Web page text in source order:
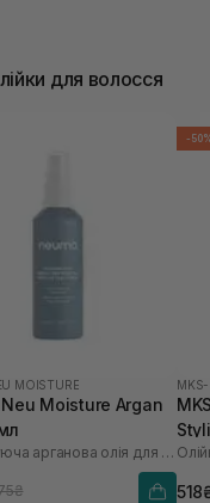
для волосся
MOISTURE
Neu Moisture Argan
Зволожуюча арганова олія для волосся
-
60